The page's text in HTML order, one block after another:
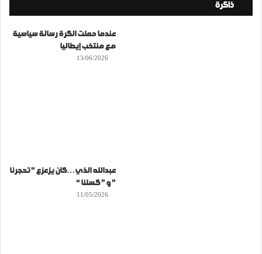
ذاكرة
عندما حملت الكرة رسالة سياسية
مع منتخب إيطاليا
13/06/2026
عبدالله الذي…كان يزعزع ” تحجرنا
” و ” كسلنا “
11/05/2026